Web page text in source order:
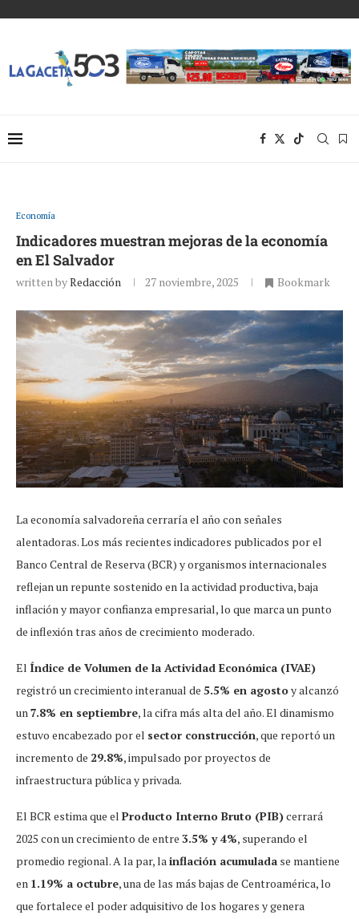
Economía
Indicadores muestran mejoras de la economía
en El Salvador
written byRedacción 27 noviembre, 2025 Bookmark
La economía salvadoreña cerraría el año con señales
alentadoras. Los más recientes indicadores publicados por el
Banco Central de Reserva (BCR) y organismos internacionales
reflejan un repunte sostenido en la actividad productiva, baja
inflación y mayor confianza empresarial, lo que marca un punto
de inflexión tras años de crecimiento moderado.
El Índice de Volumen de la Actividad Económica (IVAE)
registró un crecimiento interanual de 5.5% en agostoy alcanzó
un 7.8% en septiembre, la cifra más alta del año. El dinamismo
estuvo encabezado por el sector construcción, que reportó un
incremento de 29.8%, impulsado por proyectos de
infraestructura pública y privada.
El BCR estima que el Producto Interno Bruto (PIB)cerrará
2025 con un crecimiento de entre 3.5% y 4%, superando el
promedio regional. A la par, la inflación acumulada se mantiene
en 1.19% a octubre, una de las más bajas de Centroamérica, lo
que fortalece el poder adquisitivo de los hogares y genera